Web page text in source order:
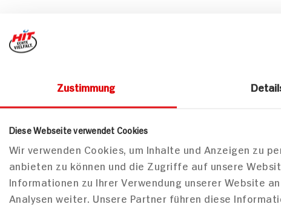
Zustimmung
Diese Webseite verwendet Cookies
Wir verwenden Cookies, um Inhalte und Anzeigen zu
anbieten zu können und die Zugriffe auf unsere
Informationen zu Ihrer Verwendung unserer Website
Analysen weiter. Unsere Partner führen diese